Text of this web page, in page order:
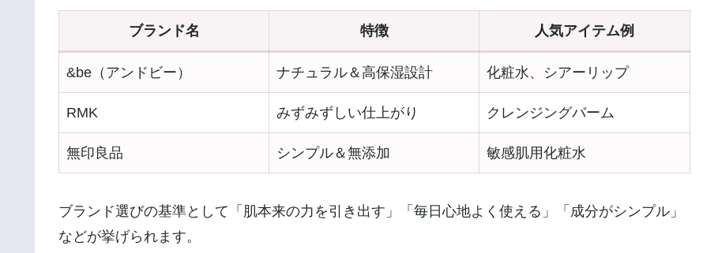
ブランド名 特徴 人気アイテム例
&be（アンドビー） ナチュラル＆高保湿設計 化粧水、シアーリップ
RMK みずみずしい仕上がり クレンジングバーム
無印良品 シンプル＆無添加 敏感肌用化粧水
ブランド選びの基準として「肌本来の力を引き出す」「毎日心地よく使える」「成分がシンプル」
などが挙げられます。